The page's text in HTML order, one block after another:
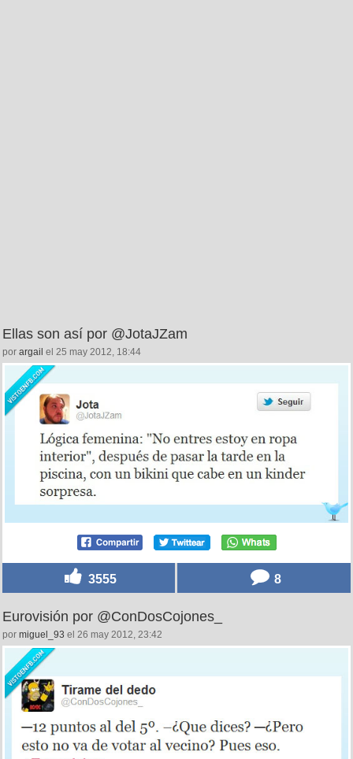
Ellas son así por @JotaJZam
por argail el 25 may 2012, 18:44
3555 8
Eurovisión por @ConDosCojones_
por miguel_93 el 26 may 2012, 23:42